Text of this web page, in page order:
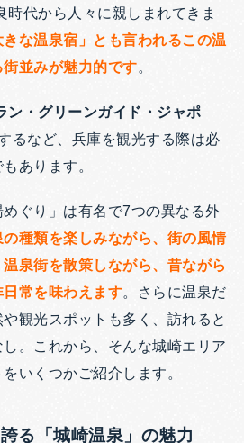
時代から人々に親しまれてきま
きな温泉宿」とも言われるこの温
並みが魅力的です。
ン・グリーンガイド・ジャポ
るなど、兵庫を観光する際は必
あります。
ぐり」は有名で7つの異なる外
の種類を楽しみながら、街の風情
泉街を散策しながら、昔ながら
常を味わえます。
さらに温泉だ
観光スポットも多く、訪れると
。これから、そんな城崎エリア
いくつかご紹介します。
る「城崎温泉」の魅力